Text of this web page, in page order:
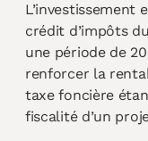
L’investissement
crédit d’impôts
une période de
renforcer la
taxe foncière
fiscalité d’un